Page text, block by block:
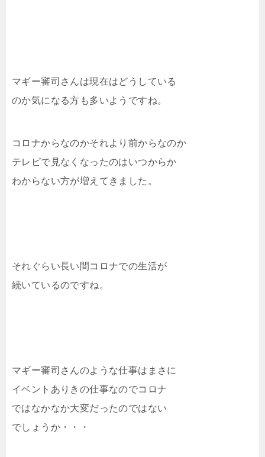
マギー審司さんは現在はどうしている
のか気になる方も多いようですね。
コロナからなのかそれより前からなのか
テレビで見なくなったのはいつからか
わからない方が増えてきました。
それぐらい長い間コロナでの生活が
続いているのですね。
マギー審司さんのような仕事はまさに
イベントありきの仕事なのでコロナ
ではなかなか大変だったのではない
でしょうか・・・